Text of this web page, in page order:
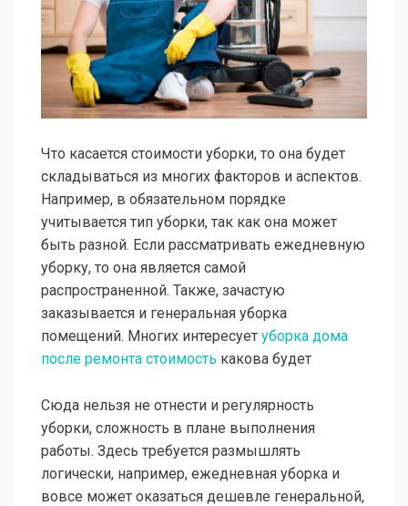
Что касается стоимости уборки, то она будет
складываться из многих факторов и аспектов.
Например, в обязательном порядке
учитывается тип уборки, так как она может
быть разной. Если рассматривать ежедневную
уборку, то она является самой
распространенной. Также, зачастую
заказывается и генеральная уборка
помещений. Многих интересует уборка дома
после ремонта стоимость какова будет
Сюда нельзя не отнести и регулярность
уборки, сложность в плане выполнения
работы. Здесь требуется размышлять
логически, например, ежедневная уборка и
вовсе может оказаться дешевле генеральной,